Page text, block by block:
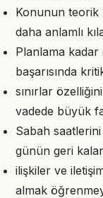
Konunun teorik
daha anlamlı
Planlama kadar
başarısında
sınırlar
vadede büyük
Sabah
günün geri
ilişkiler ve
almak